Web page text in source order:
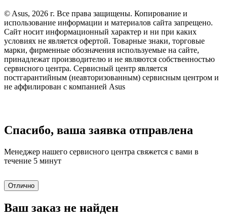
© Asus, 2026 г. Все права защищены. Копирование и
использование информации и материалов сайта запрещено.
Сайт носит информационный характер и ни при каких
условиях не является офертой. Товарные знаки, торговые
марки, фирменные обозначения используемые на сайте,
принадлежат производителю и не являются собственностью
сервисного центра. Сервисный центр является
постгарантийным (неавторизованным) сервисным центром и
не аффилирован с компанией Asus
Спасибо, ваша заявка отправлена
Менеджер нашего сервисного центра свяжется с вами в
течение 5 минут
Отлично
Ваш заказ не найден